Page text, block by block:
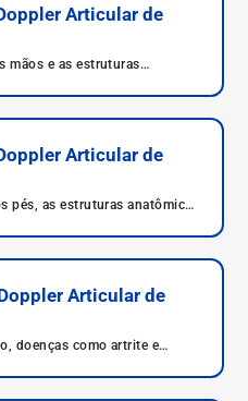
Articular de
mãos e as estruturas
Articular de
pés, as estruturas anatômicas
Articular de
doenças como artrite e